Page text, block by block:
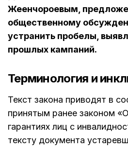
Жеенчороевым,
общественному
устранить пробелы,
прошлых кампаний.
Терминология и
Текст закона приводят в
принятым ранее законом
гарантиях лиц с
тексту документа